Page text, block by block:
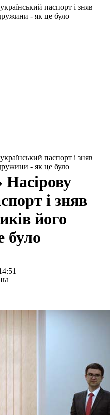
паспорт і зняв
- як це було
паспорт і зняв
- як це було
Насірову
і зняв
його
було